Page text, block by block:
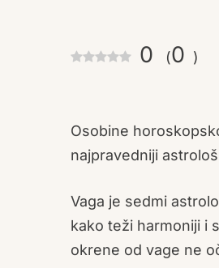
0 (0 )
Osobine
najpravedniji
Vaga je sedmi
kako teži harmoniji i
okrene od vage ne